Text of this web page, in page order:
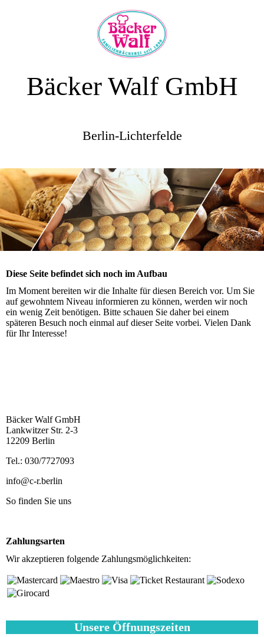
Bäcker Walf GmbH
Berlin-Lichterfelde
Diese Seite befindet sich noch im Aufbau
Im Moment bereiten wir die Inhalte für diesen Bereich vor. Um Sie
auf gewohntem Niveau informieren zu können, werden wir noch
ein wenig Zeit benötigen. Bitte schauen Sie daher bei einem
späteren Besuch noch einmal auf dieser Seite vorbei. Vielen Dank
für Ihr Interesse!
Bäcker Walf GmbH
Lankwitzer Str. 2-3
12209 Berlin
Tel.: 030/7727093
info@c-r.berlin
So finden Sie uns
Zahlungsarten
Wir akzeptieren folgende Zahlungsmöglichkeiten:
Unsere Öffnungszeiten